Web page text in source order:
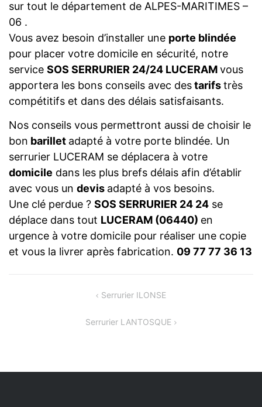
sur tout le département de ALPES-MARITIMES –
06 .
Vous avez besoin d’installer une porte blindée
pour placer votre domicile en sécurité, notre
service SOS SERRURIER 24/24 LUCERAMvous
apportera les bons conseils avec destarifstrès
compétitifs et dans des délais satisfaisants.
Nos conseils vous permettront aussi de choisir le
bon barillet adapté à votre porte blindée. Un
serrurier LUCERAM se déplacera à votre
domicile dans les plus brefs délais afin d’établir
avec vous un devis adapté à vos besoins.
Une clé perdue ? SOS SERRURIER 24 24 se
déplace dans tout LUCERAM (06440) en
urgence à votre domicile pour réaliser une copie
et vous la livrer après fabrication. 09 77 77 36 13
Serrurier ILONSE
Serrurier LANTOSQUE